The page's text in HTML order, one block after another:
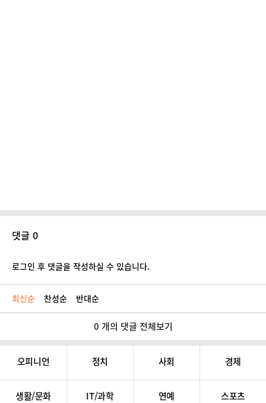
댓글 0
로그인 후 댓글을 작성하실 수 있습니다.
최신순 찬성순 반대순
0 개의 댓글 전체보기
오피니언 정치 사회 경제
생활/문화 IT/과학 연예 스포츠